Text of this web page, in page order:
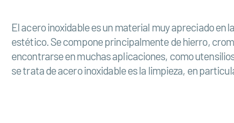
El acero inoxidable es un material muy apreciado
estético. Se compone principalmente de hierro,
encontrarse en muchas aplicaciones, como
se trata de acero inoxidable es la limpieza, en